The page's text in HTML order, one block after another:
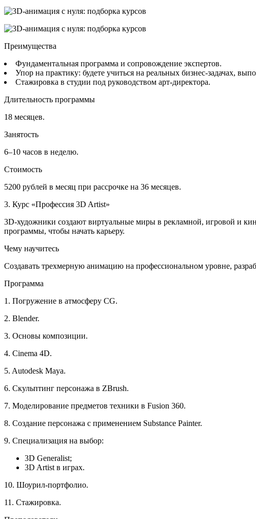
Преимущества
Фундаментальная программа и сопровождение экспертов.
Упор на практику: будете учиться на реальных бизнес-задачах,
Стажировка в студии под руководством арт-директора.
Длительность программы
18 месяцев.
Занятость
6–10 часов в неделю.
Стоимость
5200 рублей в месяц при рассрочке на 36 месяцев.
3. Курс «Профессия 3D Artist»
3D-художники создают виртуальные миры в рекламной, игровой и
программы, чтобы начать карьеру.
Чему научитесь
Создавать трехмерную анимацию на профессиональном уровне,
Программа
1. Погружение в атмосферу CG.
2. Blender.
3. Основы композиции.
4. Cinema 4D.
5. Autodesk Maya.
6. Скульптинг персонажа в ZBrush.
7. Моделирование предметов техники в Fusion 360.
8. Создание персонажа с применением Substance Painter.
9. Специализация на выбор:
3D Generalist;
3D Artist в играх.
10. Шоурил-портфолио.
11. Стажировка.